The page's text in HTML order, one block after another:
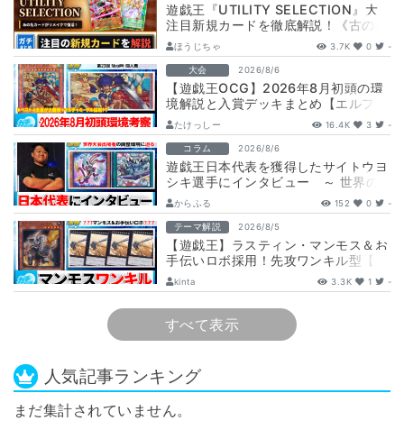
遊戯王『UTILITY SELECTION』大
注目新規カードを徹底解説！《古の秘
儀/聖なる心のバリア －マイン…
ほうじちゃ 3.7K 0 -
大会 2026/8/6
【遊戯王OCG】2026年8月初頭の環
境解説と入賞デッキまとめ【エルフェ
ンノーツ/トゥーン/キラーチューン/
ウ…
たけっしー 16.4K 3 -
コラム 2026/8/6
遊戯王日本代表を獲得したサイトウヨ
シキ選手にインタビュー ～ 世界の
舞台へ挑む、サイトウ選手の軌跡と決
意 ～
からふる 152 0 -
テーマ解説 2026/8/5
【遊戯王】ラスティン・マンモス＆お
手伝いロボ採用！先攻ワンキル型【列
車】デッキ解説と展開
kinta 3.3K 1 -
すべて表示
人気記事ランキング
まだ集計されていません。